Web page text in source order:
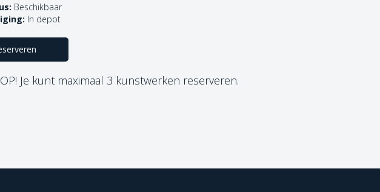
Beschikbaar
In depot
OP! Je kunt maximaal 3 kunstwerken reserveren.